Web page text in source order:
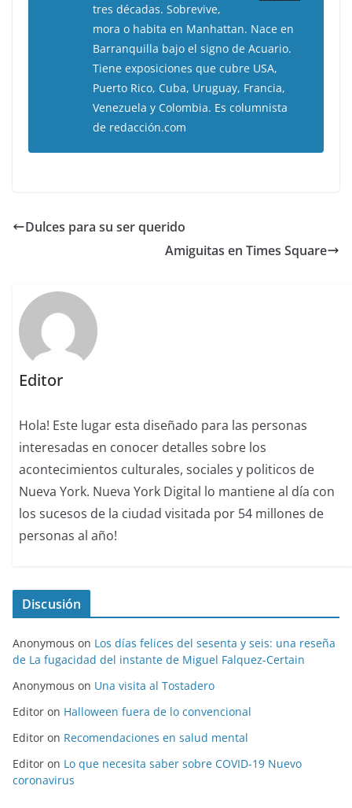
tres décadas. Sobrevive,
mora o habita en Manhattan. Nace en
Barranquilla bajo el signo de Acuario.
Tiene exposiciones que cubre USA,
Puerto Rico, Cuba, Uruguay, Francia,
Venezuela y Colombia. Es columnista
de redacción.com
Dulces para su ser querido
Amiguitas en Times Square
Editor
Hola! Este lugar esta diseñado para las personas
interesadas en conocer detalles sobre los
acontecimientos culturales, sociales y politicos de
Nueva York. Nueva York Digital lo mantiene al día con
los sucesos de la ciudad visitada por 54 millones de
personas al año!
Discusión
Anonymous on Los días felices del sesenta y seis: una reseña
de La fugacidad del instante de Miguel Falquez-Certain
Anonymous on Una visita al Tostadero
Editor on Halloween fuera de lo convencional
Editor on Recomendaciones en salud mental
Editor on Lo que necesita saber sobre COVID-19 Nuevo
coronavirus